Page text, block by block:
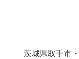
茨城県取手市